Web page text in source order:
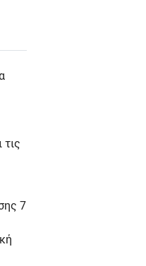
7